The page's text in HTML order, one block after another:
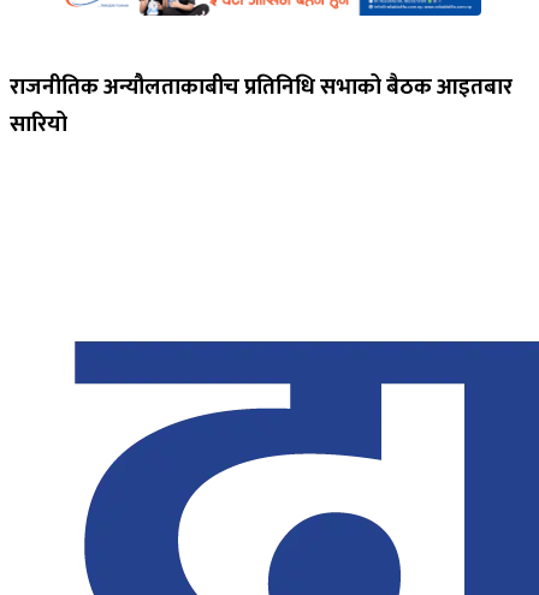
राजनीतिक अन्यौलताकाबीच प्रतिनिधि सभाको बैठक आइतबार
सारियो